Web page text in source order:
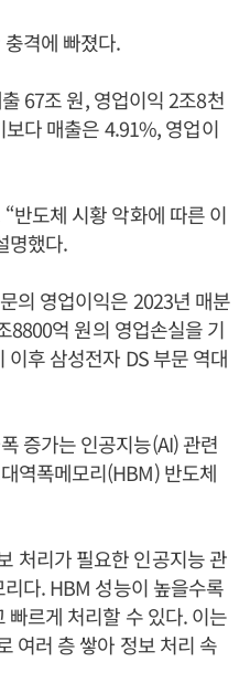
격에 빠졌다.
67조 원, 영업이익 2조8천
다 매출은 4.91%, 영업이
반도체 시황 악화에 따른 이
명했다.
의 영업이익은 2023년 매분
8800억 원의 영업손실을 기
후 삼성전자 DS 부문 역대
증가는 인공지능(AI) 관련
역폭메모리(HBM) 반도체
처리가 필요한 인공지능 관
다. HBM 성능이 높을수록
르게 처리할 수 있다. 이는
여러 층 쌓아 정보 처리 속